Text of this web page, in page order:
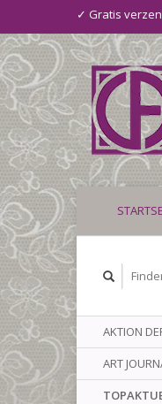
✓ Gratis
AKTION
ART